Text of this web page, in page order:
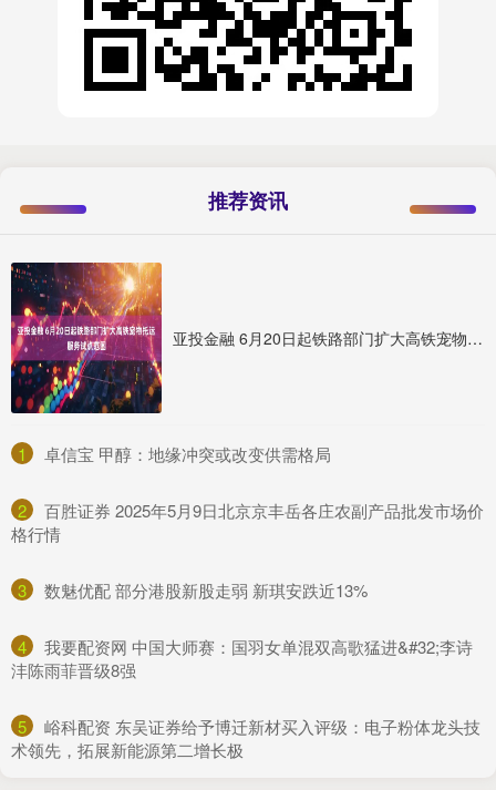
推荐资讯
亚投金融 6月20日起铁路部门扩大高铁宠物托运服务试点范围
1 ​卓信宝 甲醇：地缘冲突或改变供需格局
2
​百胜证券 2025年5月9日北京京丰岳各庄农副产品批发市场价
格行情
3 ​数魅优配 部分港股新股走弱 新琪安跌近13%
4
​我要配资网 中国大师赛：国羽女单混双高歌猛进&#32;李诗
沣陈雨菲晋级8强
5
​峪科配资 东吴证券给予博迁新材买入评级：电子粉体龙头技
术领先，拓展新能源第二增长极